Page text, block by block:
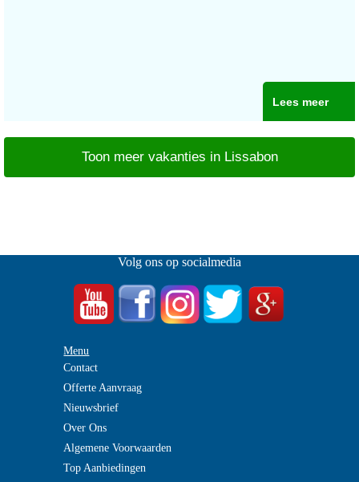
Lees meer
Toon meer vakanties in Lissabon
Volg ons op socialmedia
Menu
Contact
Offerte Aanvraag
Nieuwsbrief
Over Ons
Algemene Voorwaarden
Top Aanbiedingen